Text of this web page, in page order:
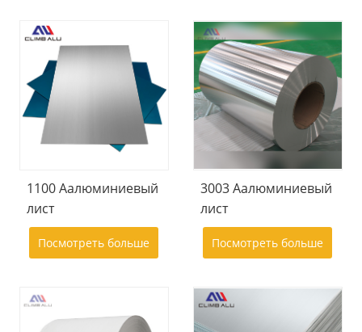
1100 Aалюминиевый
лист
Посмотреть больше
3003 Aалюминиевый
лист
Посмотреть больше